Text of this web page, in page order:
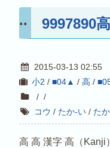
9997890
2015-03-13
小2 / ■04▲ / 高 /
/ /
コウ / たか-い / たか
高 高 漢字 高（Kanji